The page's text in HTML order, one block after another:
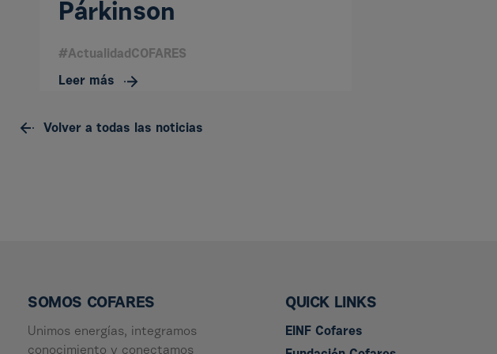
Párkinson
#ActualidadCOFARES
Leer más
Volver a todas las noticias
SOMOS COFARES
Unimos energías, integramos
conocimiento y conectamos
QUICK LINKS
EINF Cofares